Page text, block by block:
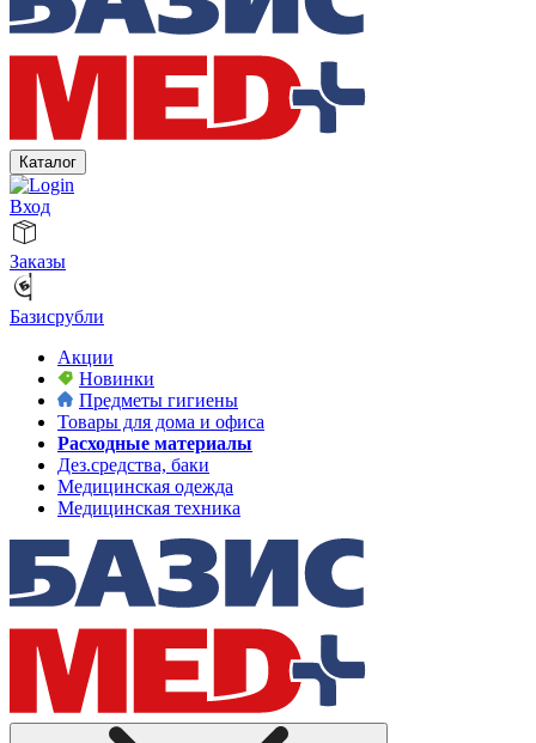
Каталог
Вход
Заказы
Базисрубли
Акции
Новинки
Предметы гигиены
Товары для дома и офиса
Расходные материалы
Дез.средства, баки
Медицинская одежда
Медицинская техника